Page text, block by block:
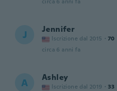
J Jennifer
Iscrizione dal 2015 · 70
circa 6 anni fa
A Ashley
Iscrizione dal 2019 · 33